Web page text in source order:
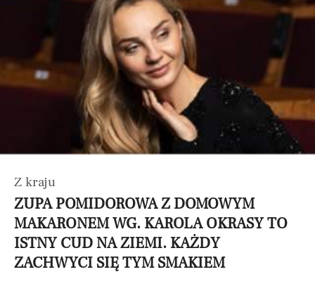
Z kraju
ZUPA POMIDOROWA Z DOMOWYM
MAKARONEM WG. KAROLA OKRASY TO
ISTNY CUD NA ZIEMI. KAŻDY
ZACHWYCI SIĘ TYM SMAKIEM